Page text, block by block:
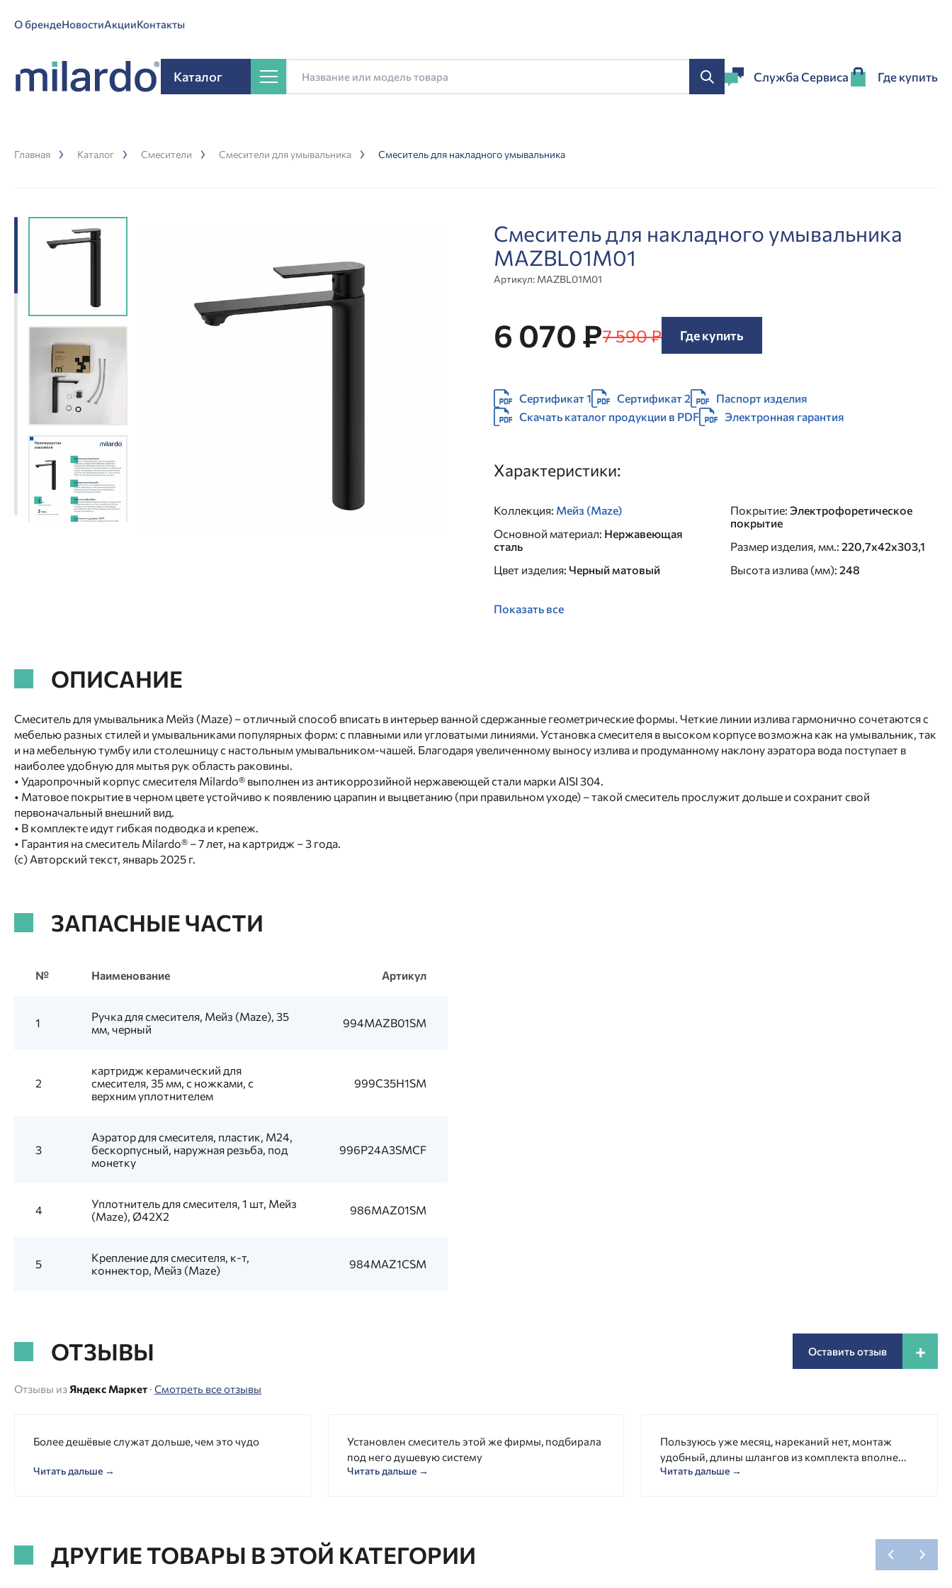
О брендеНовостиАкцииКонтакты
Каталог Служба Сервиса Где купить
Главная Каталог Смесители Смесители для умывальника Смеситель для накладного умывальника
Смеситель для накладного умывальника
MAZBL01M01
Артикул: MAZBL01M01
6 070 ₽7 590 ₽ Где купить
Сертификат 1 Сертификат 2
Паспорт изделия
Скачать каталог продукции в PDF
Электронная гарантия
Характеристики:
Коллекция: Мейз (Maze)
Основной материал: Нержавеющая
сталь
Цвет изделия: Черный матовый
Покрытие: Электрофоретическое
покрытие
Размер изделия, мм.: 220,7х42х303,1
Высота излива (мм): 248
Показать все
ОПИСАНИЕ
Смеситель для умывальника Мейз (Maze) – отличный способ вписать в интерьер ванной сдержанные геометрические формы. Четкие линии излива гармонично сочетаются с
мебелью разных стилей и умывальниками популярных форм: с плавными или угловатыми линиями. Установка смесителя в высоком корпусе возможна как на умывальник, так
и на мебельную тумбу или столешницу с настольным умывальником-чашей. Благодаря увеличенному выносу излива и продуманному наклону аэратора вода поступает в
наиболее удобную для мытья рук область раковины.
• Ударопрочный корпус смесителя Milardo® выполнен из антикоррозийной нержавеющей стали марки AISI 304.
• Матовое покрытие в черном цвете устойчиво к появлению царапин и выцветанию (при правильном уходе) – такой смеситель прослужит дольше и сохранит свой
первоначальный внешний вид.
• В комплекте идут гибкая подводка и крепеж.
• Гарантия на смеситель Milardo® – 7 лет, на картридж – 3 года.
(с) Авторский текст, январь 2025 г.
ЗАПАСНЫЕ ЧАСТИ
№ Наименование Артикул
1
Ручка для смесителя, Мейз (Maze), 35
мм, черный
994MAZB01SM
2
картридж керамический для
смесителя, 35 мм, с ножками, с
верхним уплотнителем
999C35H1SM
3
Аэратор для смесителя, пластик, M24,
бескорпусный, наружная резьба, под
монетку
996P24A3SMCF
4
Уплотнитель для смесителя, 1 шт, Мейз
(Maze), Ø42X2
986MAZ01SM
5
Крепление для смесителя, к-т,
коннектор, Мейз (Maze)
984MAZ1CSM
ОТЗЫВЫ Оставить отзыв +
Отзывы из Яндекс Маркет · Смотреть все отзывы
Более дешёвые служат дольше, чем это чудо
Читать дальше →
Установлен смеситель этой же фирмы, подбирала
под него душевую систему
Читать дальше →
Пользуюсь уже месяц, нареканий нет, монтаж
удобный, длины шлангов из комплекта вполне...
Читать дальше →
ДРУГИЕ ТОВАРЫ В ЭТОЙ КАТЕГОРИИ